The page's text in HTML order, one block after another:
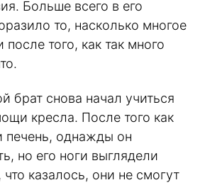
Больше всего в его
то, насколько многое
того, как так много
брат снова начал учиться
кресла. После того как
печень, однажды он
но его ноги выглядели
казалось, они не смогут